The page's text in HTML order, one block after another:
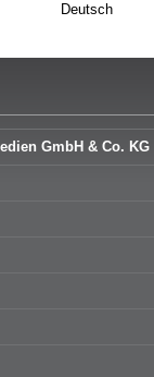
Deutsch
GmbH & Co. KG